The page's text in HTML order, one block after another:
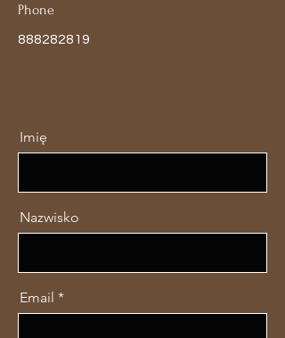
Phone
888282819
Imię
Nazwisko
Email